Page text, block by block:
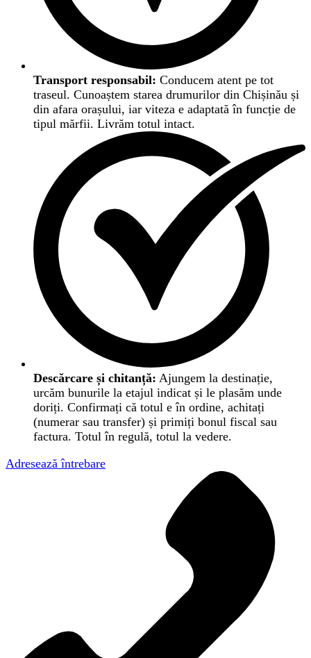
Transport responsabil: Conducem atent pe tot
traseul. Cunoaștem starea drumurilor din Chișinău și
din afara orașului, iar viteza e adaptată în funcție de
tipul mărfii. Livrăm totul intact.
Descărcare și chitanță: Ajungem la destinație,
urcăm bunurile la etajul indicat și le plasăm unde
doriți. Confirmați că totul e în ordine, achitați
(numerar sau transfer) și primiți bonul fiscal sau
factura. Totul în regulă, totul la vedere.
Adresează întrebare